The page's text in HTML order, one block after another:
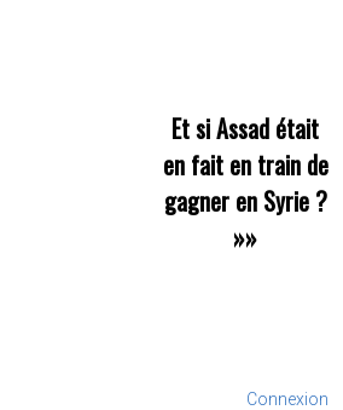
Et si Assad était
en fait en train de
gagner en Syrie ?
»»
Connexion